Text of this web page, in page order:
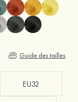
Guide des tailles
EU32